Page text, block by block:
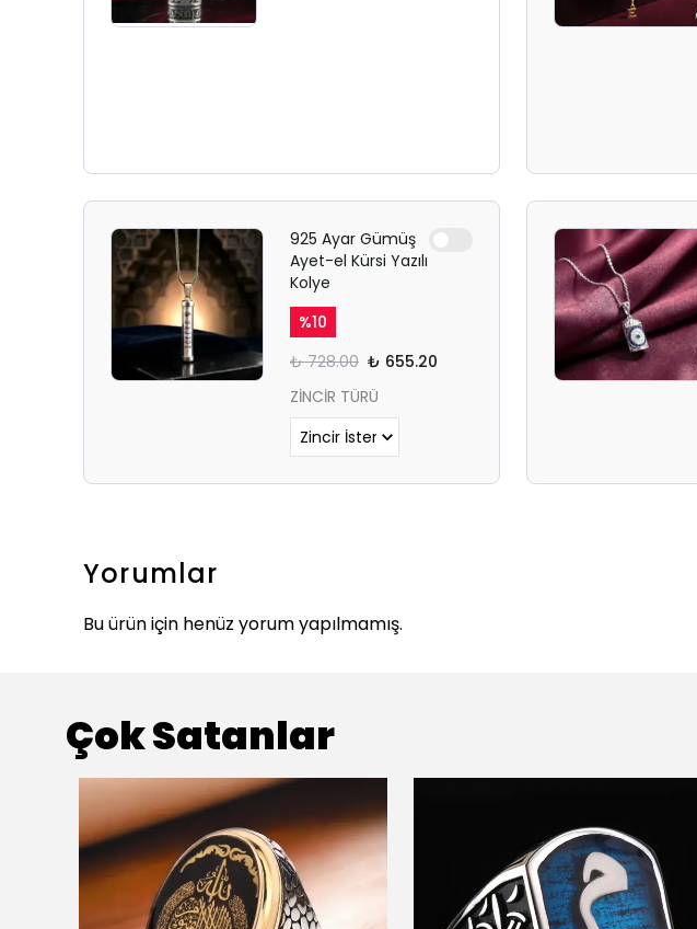
925 Ayar Gümüş
Ayet-el Kürsi Yazılı
Kolye
%10
₺ 728.00 ₺ 655.20
ZİNCİR TÜRÜ
Yorumlar
Bu ürün için henüz yorum yapılmamış.
Çok Satanlar